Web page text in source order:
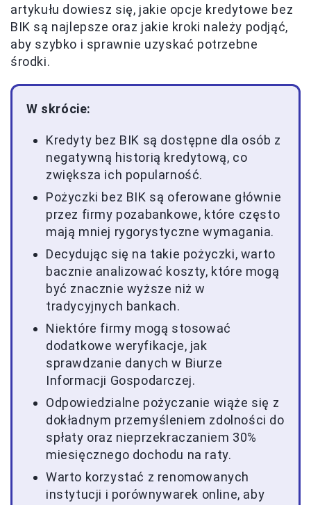
artykułu dowiesz się, jakie opcje kredytowe bez
BIK są najlepsze oraz jakie kroki należy podjąć,
aby szybko i sprawnie uzyskać potrzebne
środki.
W skrócie:
Kredyty bez BIK są dostępne dla osób z
negatywną historią kredytową, co
zwiększa ich popularność.
Pożyczki bez BIK są oferowane głównie
przez firmy pozabankowe, które często
mają mniej rygorystyczne wymagania.
Decydując się na takie pożyczki, warto
bacznie analizować koszty, które mogą
być znacznie wyższe niż w
tradycyjnych bankach.
Niektóre firmy mogą stosować
dodatkowe weryfikacje, jak
sprawdzanie danych w Biurze
Informacji Gospodarczej.
Odpowiedzialne pożyczanie wiąże się z
dokładnym przemyśleniem zdolności do
spłaty oraz nieprzekraczaniem 30%
miesięcznego dochodu na raty.
Warto korzystać z renomowanych
instytucji i porównywarek online, aby